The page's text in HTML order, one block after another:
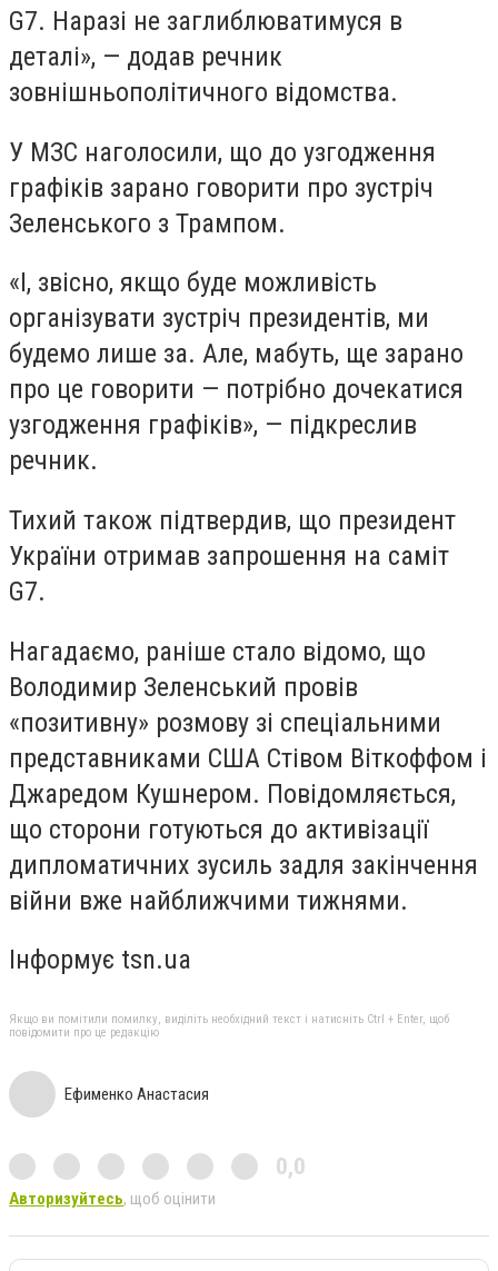
G7. Наразі не заглиблюватимуся в
деталі», — додав речник
зовнішньополітичного відомства.
У МЗС наголосили, що до узгодження
графіків зарано говорити про зустріч
Зеленського з Трампом.
«І, звісно, якщо буде можливість
організувати зустріч президентів, ми
будемо лише за. Але, мабуть, ще зарано
про це говорити — потрібно дочекатися
узгодження графіків», — підкреслив
речник.
Тихий також підтвердив, що президент
України отримав запрошення на саміт
G7.
Нагадаємо, раніше стало відомо, що
Володимир Зеленський провів
«позитивну» розмову зі спеціальними
представниками США Стівом Віткоффом і
Джаредом Кушнером. Повідомляється,
що сторони готуються до активізації
дипломатичних зусиль задля закінчення
війни вже найближчими тижнями.
Інформує tsn.ua
Якщо ви помітили помилку, виділіть необхідний текст і натисніть Ctrl + Enter, щоб
повідомити про це редакцію
Ефименко Анастасия
0,0
Авторизуйтесь, щоб оцінити